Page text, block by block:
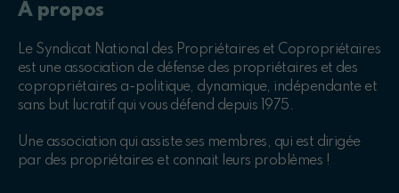
À propos
Le Syndicat National des Propriétaires et Copropriétaires
est une association de défense des propriétaires et des
copropriétaires a-politique, dynamique, indépendante et
sans but lucratif qui vous défend depuis 1975.
Une association qui assiste ses membres, qui est dirigée
par des propriétaires et connait leurs problèmes !